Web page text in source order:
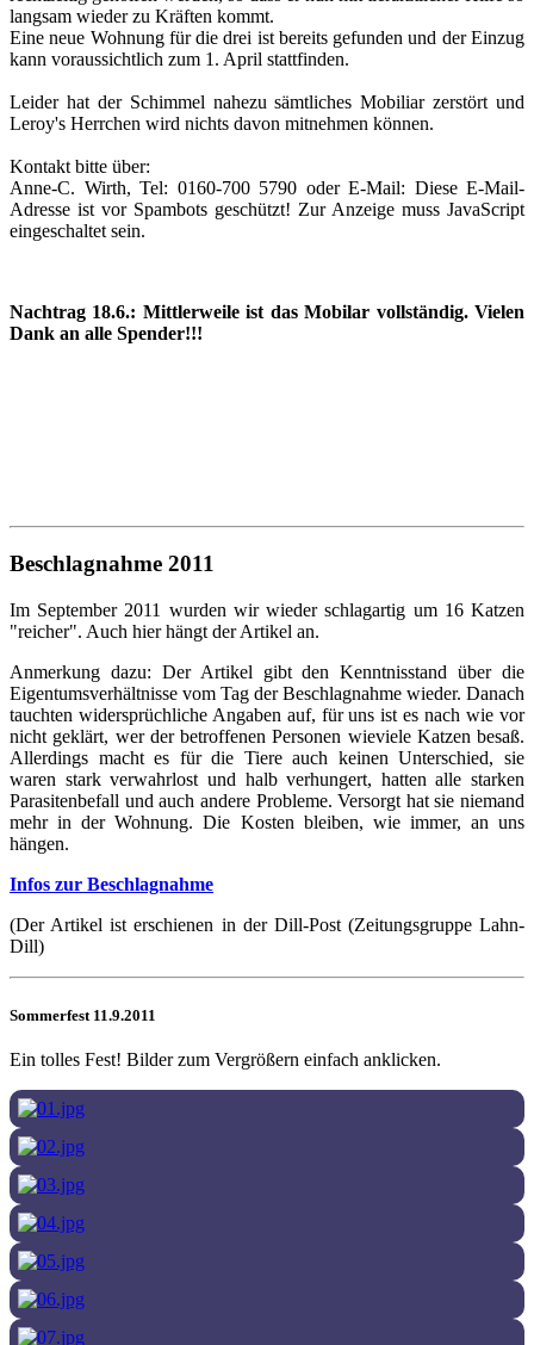
langsam wieder zu Kräften kommt.
Eine neue Wohnung für die drei ist bereits gefunden und der Einzug
kann voraussichtlich zum 1. April stattfinden.
Leider hat der Schimmel nahezu sämtliches Mobiliar zerstört und
Leroy's Herrchen wird nichts davon mitnehmen können.
Kontakt bitte über:
Anne-C. Wirth, Tel: 0160-700 5790 oder E-Mail: Diese E-Mail-
Adresse ist vor Spambots geschützt! Zur Anzeige muss JavaScript
eingeschaltet sein.
Nachtrag 18.6.: Mittlerweile ist das Mobilar vollständig. Vielen
Dank an alle Spender!!!
Beschlagnahme 2011
Im September 2011 wurden wir wieder schlagartig um 16 Katzen
"reicher". Auch hier hängt der Artikel an.
Anmerkung dazu: Der Artikel gibt den Kenntnisstand über die
Eigentumsverhältnisse vom Tag der Beschlagnahme wieder. Danach
tauchten widersprüchliche Angaben auf, für uns ist es nach wie vor
nicht geklärt, wer der betroffenen Personen wieviele Katzen besaß.
Allerdings macht es für die Tiere auch keinen Unterschied, sie
waren stark verwahrlost und halb verhungert, hatten alle starken
Parasitenbefall und auch andere Probleme. Versorgt hat sie niemand
mehr in der Wohnung. Die Kosten bleiben, wie immer, an uns
hängen.
Infos zur Beschlagnahme
(Der Artikel ist erschienen in der Dill-Post (Zeitungsgruppe Lahn-
Dill)
Sommerfest 11.9.2011
Ein tolles Fest! Bilder zum Vergrößern einfach anklicken.